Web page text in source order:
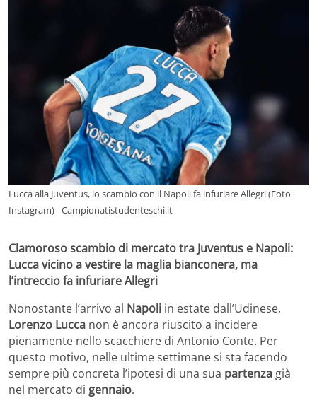
Lucca alla Juventus, lo scambio con il Napoli fa infuriare Allegri (Foto
Instagram) - Campionatistudenteschi.it
Clamoroso scambio di mercato tra Juventus e Napoli:
Lucca vicino a vestire la maglia bianconera, ma
l’intreccio fa infuriare Allegri
Nonostante l’arrivo al Napoli in estate dall’Udinese,
Lorenzo Lucca non è ancora riuscito a incidere
pienamente nello scacchiere di Antonio Conte. Per
questo motivo, nelle ultime settimane si sta facendo
sempre più concreta l’ipotesi di una sua partenza già
nel mercato di gennaio.